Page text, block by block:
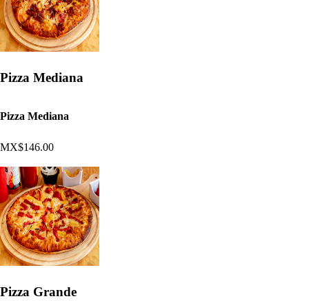
Pizza Mediana
Pizza Mediana
MX$146.00
Pizza Grande